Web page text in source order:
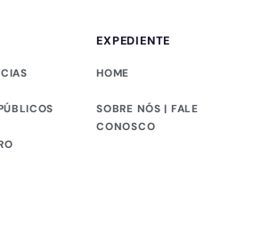
EXPEDIENTE
HOME
SOBRE NÓS | FALE
CONOSCO